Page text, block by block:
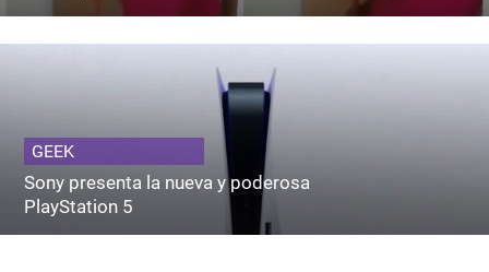
GEEK
Sony presenta la nueva y poderosa
PlayStation 5